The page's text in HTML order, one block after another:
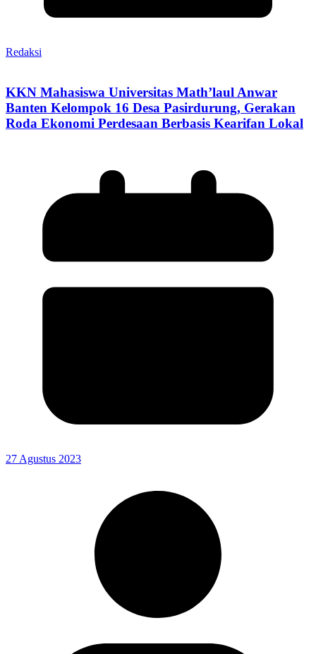
Redaksi
KKN Mahasiswa Universitas Math’laul Anwar
Banten Kelompok 16 Desa Pasirdurung, Gerakan
Roda Ekonomi Perdesaan Berbasis Kearifan Lokal
27 Agustus 2023